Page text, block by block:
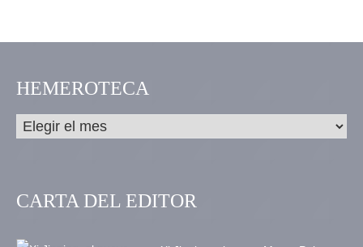
HEMEROTECA
CARTA DEL EDITOR